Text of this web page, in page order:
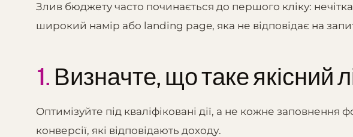
Злив бюджету часто починається до першого кліку:
широкий намір або landing page, яка не відповідає на
1. Визначте, що таке якісний
Оптимізуйте під кваліфіковані дії, а не кожне
конверсії, які відповідають доходу.